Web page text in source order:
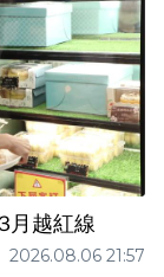
月越紅線
2026.08.06 21:57